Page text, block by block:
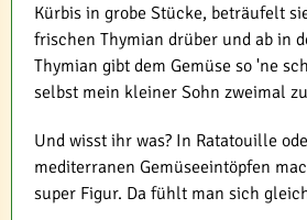
Kürbis in grobe Stücke, beträufelt
frischen Thymian drüber und ab in
Thymian gibt dem Gemüse so 'ne
selbst mein kleiner Sohn zweimal
Und wisst ihr was? In Ratatouille
mediterranen Gemüseeintöpfen
super Figur. Da fühlt man sich